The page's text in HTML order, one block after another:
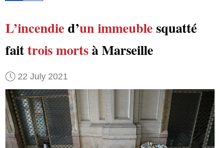
L’incendied’un immeublesquatté
faittrois mortsà Marseille
22 July 2021